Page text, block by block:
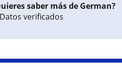
saber más de German?
Datos verificados